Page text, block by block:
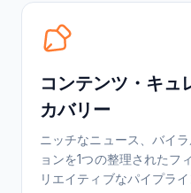
コンテンツ・キュ
カバリー
ニッチなニュース、バイ
ョンを1つの整理されたフ
リエイティブなパイプラ